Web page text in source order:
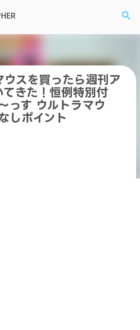
メイン コンテンツに移動
ウスを買ったら週刊ア
てきた！恒例特別付
っす ウルトラマウ
しポイント